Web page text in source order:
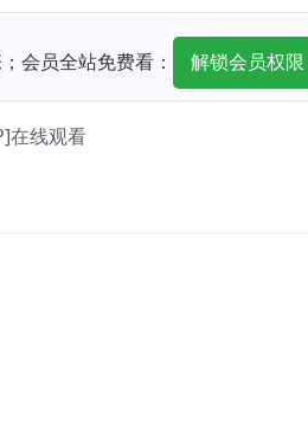
会员全站免费看： 解锁会员权限
在线观看